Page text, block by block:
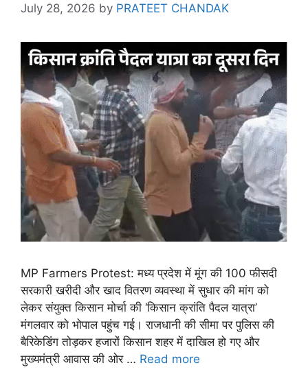
July 28, 2026 by PRATEET CHANDAK
MP Farmers Protest: मध्य प्रदेश में मूंग की 100 फीसदी
सरकारी खरीदी और खाद वितरण व्यवस्था में सुधार की मांग को
लेकर संयुक्त किसान मोर्चा की ‘किसान क्रांति पैदल यात्रा’
मंगलवार को भोपाल पहुंच गई। राजधानी की सीमा पर पुलिस की
बैरिकेडिंग तोड़कर हजारों किसान शहर में दाखिल हो गए और
मुख्यमंत्री आवास की ओर … Read more